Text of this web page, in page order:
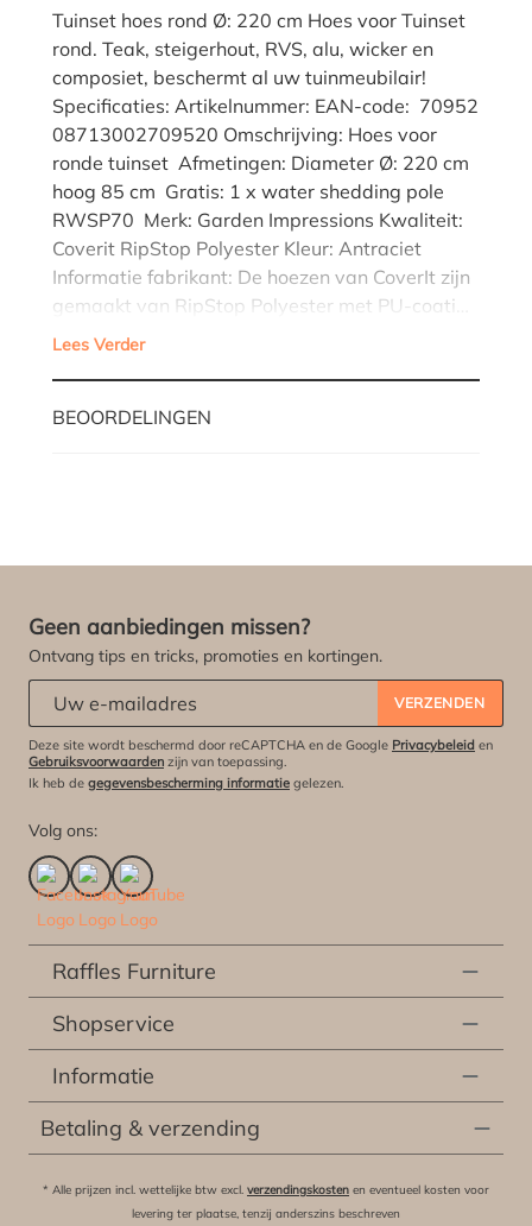
Tuinset hoes rond Ø: 220 cm Hoes voor Tuinset
rond. Teak, steigerhout, RVS, alu, wicker en
composiet, beschermt al uw tuinmeubilair!
Specificaties: Artikelnummer: EAN-code: 70952
08713002709520 Omschrijving: Hoes voor
ronde tuinset Afmetingen: Diameter Ø: 220 cm
hoog 85 cm Gratis: 1 x water shedding pole
RWSP70 Merk: Garden Impressions Kwaliteit:
Coverit RipStop Polyester Kleur: Antraciet
Informatie fabrikant: De hoezen van CoverIt zijn
gemaakt van RipStop Polyester met PU-coati…
Lees Verder
BEOORDELINGEN
Geen aanbiedingen missen?
Ontvang tips en tricks, promoties en kortingen.
VERZENDEN
Deze site wordt beschermd door reCAPTCHA en de Google Privacybeleid en
Gebruiksvoorwaarden zijn van toepassing.
Ik heb de gegevensbescherming informatie gelezen.
Volg ons:
Raffles Furniture
Shopservice
Informatie
Betaling & verzending
* Alle prijzen incl. wettelijke btw excl. verzendingskosten en eventueel kosten voor
levering ter plaatse, tenzij anderszins beschreven